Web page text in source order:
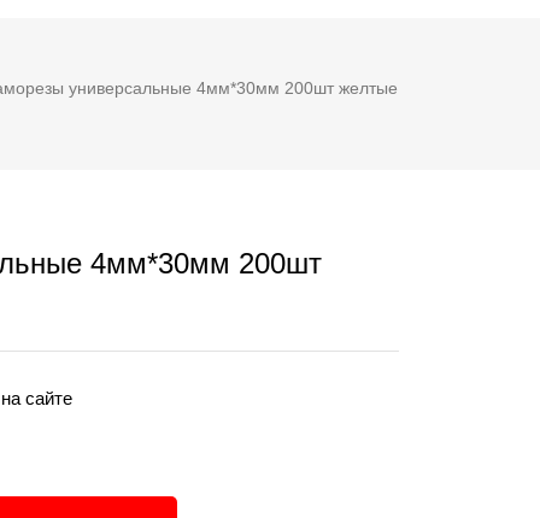
универсальные 4мм*30мм 200шт желтые
4мм*30мм 200шт
сайте